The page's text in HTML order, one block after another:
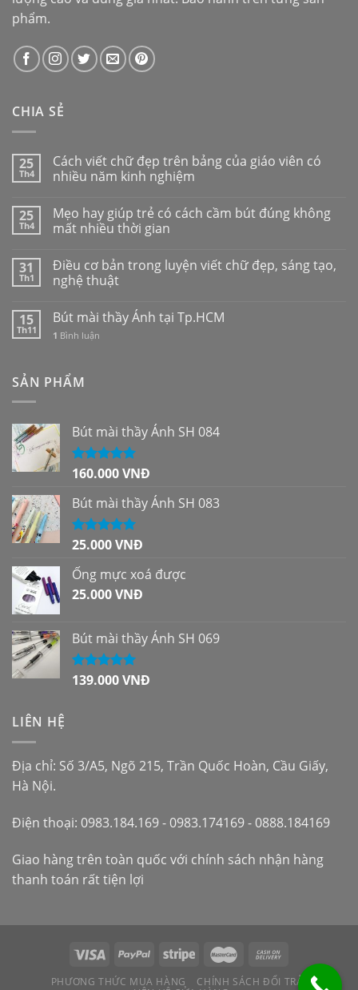
phẩm.
CHIA SẺ
25
Th4
Cách viết chữ đẹp trên bảng của giáo viên có
nhiều năm kinh nghiệm
25
Th4
Mẹo hay giúp trẻ có cách cầm bút đúng không
mất nhiều thời gian
31
Th1
Điều cơ bản trong luyện viết chữ đẹp, sáng tạo,
nghệ thuật
15
Th11
Bút mài thầy Ánh tại Tp.HCM
1 Bình luận
SẢN PHẨM
Bút mài thầy Ánh SH 084
Được xếp
sao
160.000VNĐ
Bút mài thầy Ánh SH 083
Được xếp
sao
25.000VNĐ
Ống mực xoá được
25.000VNĐ
Bút mài thầy Ánh SH 069
Được xếp
139.000VNĐ
LIÊN HỆ
Địa chỉ: Số 3/A5, Ngõ 215, Trần Quốc Hoàn, Cầu Giấy,
Hà Nội.
Điện thoại: 0983.184.169 - 0983.174169 - 0888.184169
Giao hàng trên toàn quốc với chính sách nhận hàng
thanh toán rất tiện lợi
PHƯƠNG THỨC MUA HÀNG
CHÍNH SÁCH ĐỔI TRẢ